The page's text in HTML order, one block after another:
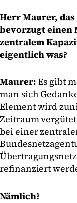
Herr Maurer,
bevorzugt einen
zentralem
eigentlich was?
Maurer: Es gibt
man sich
Element wird
Zeitraum
bei einer
refinanziert
Nämlich?